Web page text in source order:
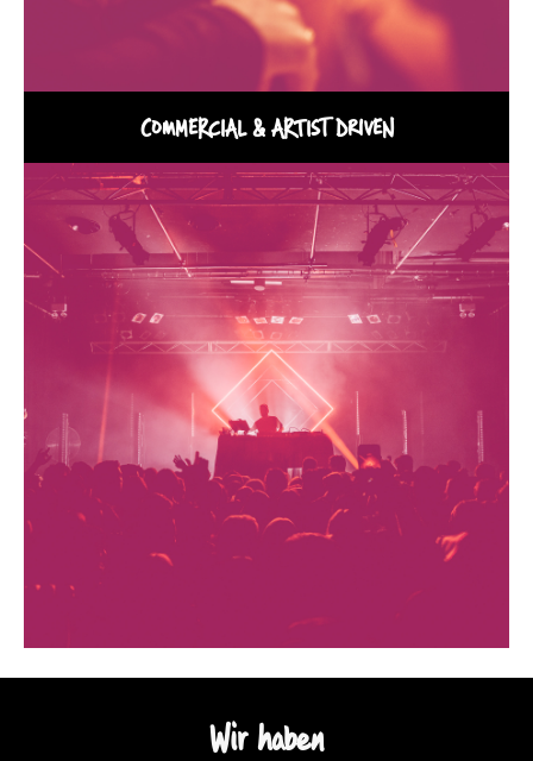
COMMERCIAL & ARTIST DRIVEN
Wir haben